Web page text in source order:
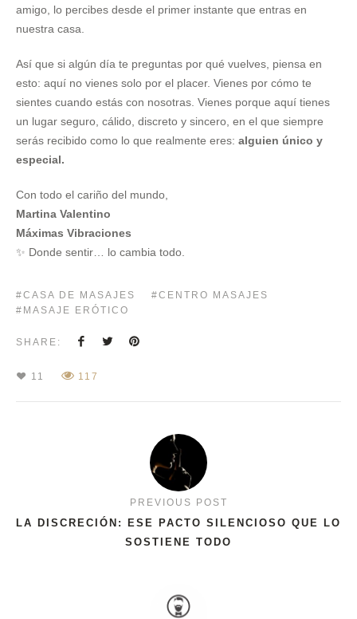
amigo, lo percibes desde el primer instante que entras en
nuestra casa.
Así que si algún día te preguntas por qué vuelves, piensa en
esto: aquí no vienes solo por el placer. Vienes por cómo te
sientes cuando estás con nosotras. Vienes porque aquí tienes
un lugar seguro, cálido, discreto y sincero, en el que siempre
serás recibido como lo que realmente eres: alguien único y
especial.
Con todo el cariño del mundo,
Martina Valentino
Máximas Vibraciones
✨ Donde sentir… lo cambia todo.
CASA DE MASAJES
CENTRO MASAJES
MASAJE ERÓTICO
SHARE:
11 117
PREVIOUS POST
LA DISCRECIÓN: ESE PACTO SILENCIOSO QUE LO
SOSTIENE TODO